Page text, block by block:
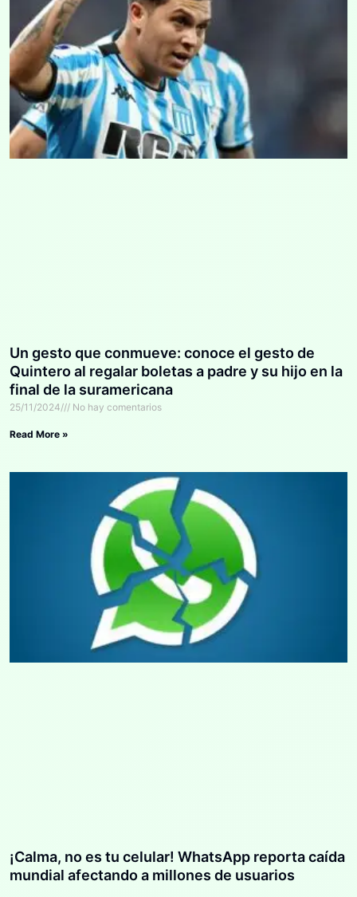
Un gesto que conmueve: conoce el gesto de
Quintero al regalar boletas a padre y su hijo en la
final de la suramericana
25/11/2024 No hay comentarios
Read More »
¡Calma, no es tu celular! WhatsApp reporta caída
mundial afectando a millones de usuarios